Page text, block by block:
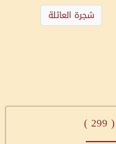
شجرة العائلة
299
)